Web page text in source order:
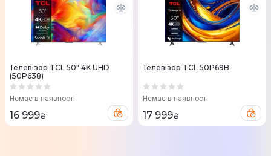
Телевізор TCL 50" 4K UHD
(50P638)
Немає в наявності
16 999₴
Телевізор TCL 50P69B
Немає в наявності
17 999₴